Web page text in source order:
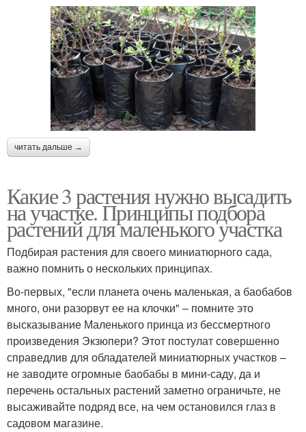
читать дальше →
Какие 3 растения нужно высадить
на участке. Принципы подбора
растений для маленького участка
Подбирая растения для своего миниатюрного сада,
важно помнить о нескольких принципах.
Во-первых, "если планета очень маленькая, а баобабов
много, они разорвут ее на клочки" – помните это
высказывание Маленького принца из бессмертного
произведения Экзюпери? Этот постулат совершенно
справедлив для обладателей миниатюрных участков –
не заводите огромные баобабы в мини-саду, да и
перечень остальных растений заметно ограничьте, не
высаживайте подряд все, на чем остановился глаз в
садовом магазине.